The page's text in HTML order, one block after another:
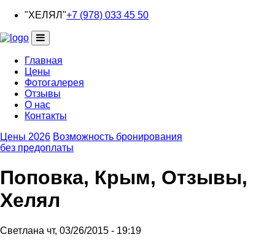
Перейти
основному
содержанию
"ХЕЛЯЛ"+7 (978) 033 45 50
Основная
навигация
Главная
Цены
Фотогалерея
Отзывы
О нас
Контакты
Цены 2026 Возможность бронирования
без предоплаты
Поповка, Крым, Отзывы,
Хелял
Светлана чт, 03/26/2015 - 19:19